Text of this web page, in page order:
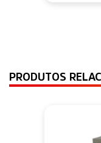
PRODUTOS